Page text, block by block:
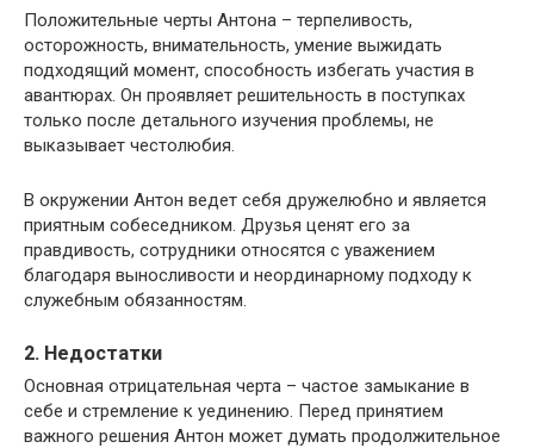
Положительные черты Антона – терпеливость,
осторожность, внимательность, умение выжидать
подходящий момент, способность избегать участия в
авантюрах. Он проявляет решительность в поступках
только после детального изучения проблемы, не
выказывает честолюбия.
В окружении Антон ведет себя дружелюбно и является
приятным собеседником. Друзья ценят его за
правдивость, сотрудники относятся с уважением
благодаря выносливости и неординарному подходу к
служебным обязанностям.
2. Недостатки
Основная отрицательная черта – частое замыкание в
себе и стремление к уединению. Перед принятием
важного решения Антон может думать продолжительное